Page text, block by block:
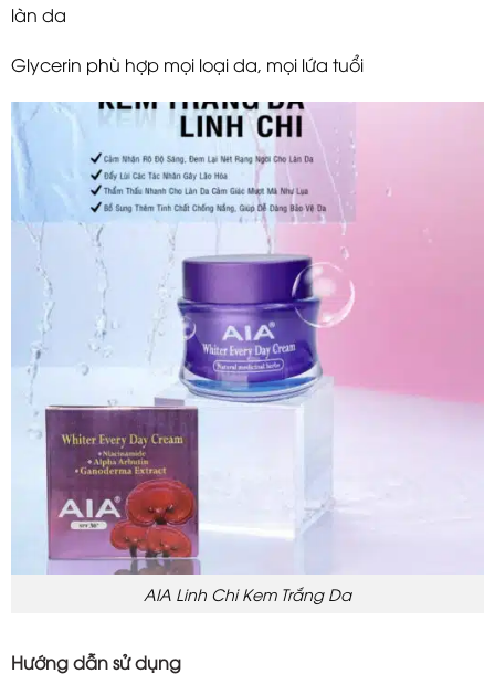
làn da
Glycerin phù hợp mọi loại da, mọi lứa tuổi
AIA Linh Chi Kem Trắng Da
Hướng dẫn sử dụng